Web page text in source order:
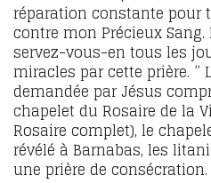
réparation constante pour
contre mon Précieux
servez-vous-en tous les
miracles par cette prière.
demandée par Jésus
chapelet du Rosaire de la
Rosaire complet), le
révélé à Barnabas, les
une prière de consécration.